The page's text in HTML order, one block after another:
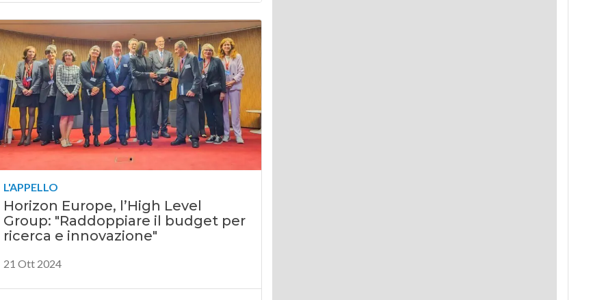
L'APPELLO
Horizon Europe, l’High Level
Group: "Raddoppiare il budget per
ricerca e innovazione"
21 Ott 2024